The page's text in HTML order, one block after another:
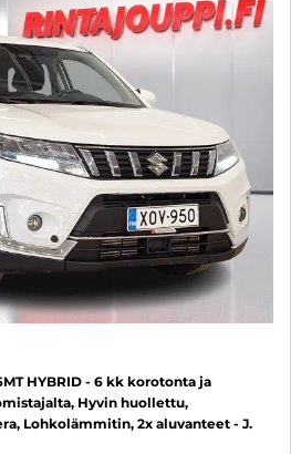
HYBRID - 6 kk korotonta ja
Hyvin huollettu,
Lohkolämmitin, 2x aluvanteet - J.